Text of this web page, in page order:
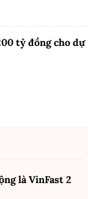
tỷ đồng cho dự
là VinFast 2